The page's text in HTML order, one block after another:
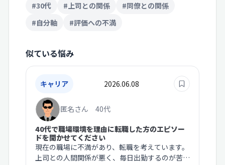
#30代 #上司との関係
#同僚との関係
#自分軸
#評価への不満
似ている悩み
キャリア 2026.06.08
40代で職場環境を理由に転職した方のエピソー
ドを聞かせてください
現在の職場に不満があり、転職を考えています。
上司との人間関係が悪く、毎日出勤するのが苦痛
匿名さん 40代